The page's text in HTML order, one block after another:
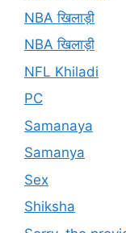
NBA खिलाड़ी
NBA खिलाड़ी
NFL Khiladi
PC
Samanaya
Samanya
Sex
Shiksha